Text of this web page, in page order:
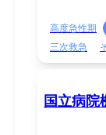
高度急性期
三次救急
国立病院